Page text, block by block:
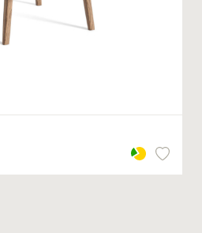
* — обов’язкові поля